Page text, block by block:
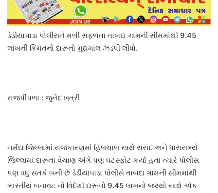
ડેડીયાપાડા પોલીસને મળી સફળતા તાબદા ગામની સીમમાંથી 9.45
લાખની કિંમતનો દારૂનો મુદ્દામાલ ઝડપી લીધો.
રાજપીપળા : જુનેદ ખત્રી
નર્મદા જિલ્લામાં રાજકારણમાં હિલચાલ સાથે સંસદ અને ધારાસભ્યે
જિલ્લામાં દારૂના વેચાણ અંગે પણ ઘટસ્ફોટ કર્યા હતા ત્યારે પોલીસ
પણ વધુ સતર્ક બની છે ડેડીયાપાડા પોલીસે તાબદા ગામની સીમમાંથી
ભારતીય બનાવટ નો વિદેશી દારૂનો 9.45 લાખનો જથ્થો સાથે એક